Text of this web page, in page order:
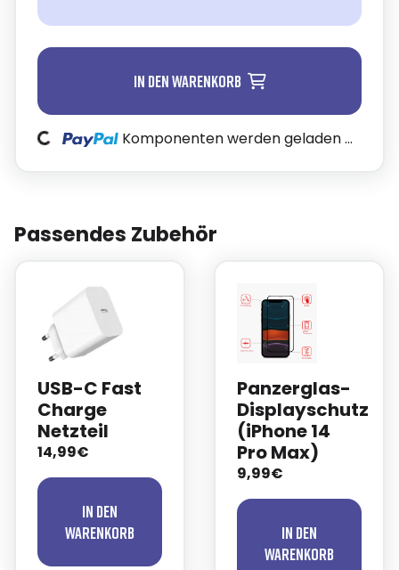
In den Warenkorb
Loading... Komponenten werden geladen ...
Passendes Zubehör
USB-C Fast
Charge
Netzteil
14,99€
In den
Warenkorb
Panzerglas-
Displayschutz
(iPhone 14
Pro Max)
9,99€
In den
Warenkorb